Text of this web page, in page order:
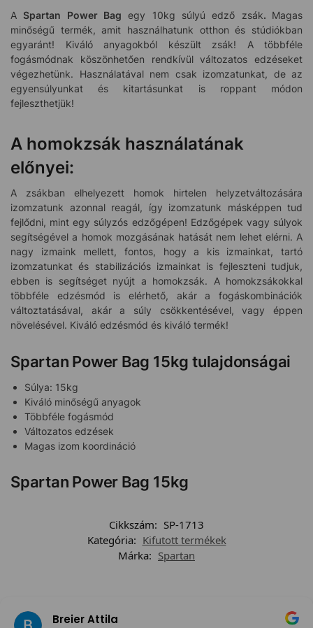
ASpartan Power Bag egy 10kg súlyú edző zsák. Magas
minőségű termék, amit használhatunk otthon és stúdiókban
egyaránt! Kiváló anyagokból készült zsák! A többféle
fogásmódnak köszönhetően rendkívül változatos edzéseket
végezhetünk. Használatával nem csak izomzatunkat, de az
egyensúlyunkat és kitartásunkat is roppant módon
fejleszthetjük!
A homokzsák használatának
előnyei:
A zsákban elhelyezett homok hirtelen helyzetváltozására
izomzatunk azonnal reagál, így izomzatunk másképpen tud
fejlődni, mint egy súlyzós edzőgépen! Edzőgépek vagy súlyok
segítségével a homok mozgásának hatását nem lehet elérni. A
nagy izmaink mellett, fontos, hogy a kis izmainkat, tartó
izomzatunkat és stabilizációs izmainkat is fejleszteni tudjuk,
ebben is segítséget nyújt a homokzsák. A homokzsákokkal
többféle edzésmód is elérhető, akár a fogáskombinációk
változtatásával, akár a súly csökkentésével, vagy éppen
növelésével. Kiváló edzésmód és kiváló termék!
Spartan Power Bag 15kg tulajdonságai
Súlya: 15kg
Kiváló minőségű anyagok
Többféle fogásmód
Változatos edzések
Magas izom koordináció
Spartan Power Bag 15kg
Cikkszám: SP-1713
Kategória: Kifutott termékek
Márka: Spartan
Breier Attila